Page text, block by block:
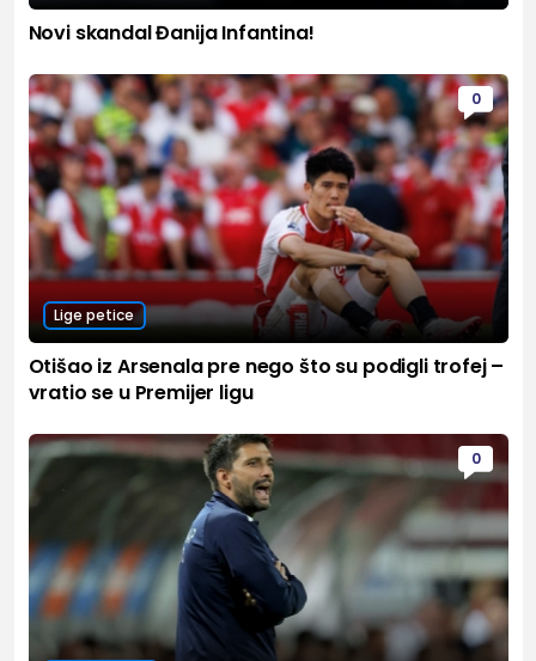
Novi skandal Đanija Infantina!
0
Lige petice
Otišao iz Arsenala pre nego što su podigli trofej –
vratio se u Premijer ligu
0